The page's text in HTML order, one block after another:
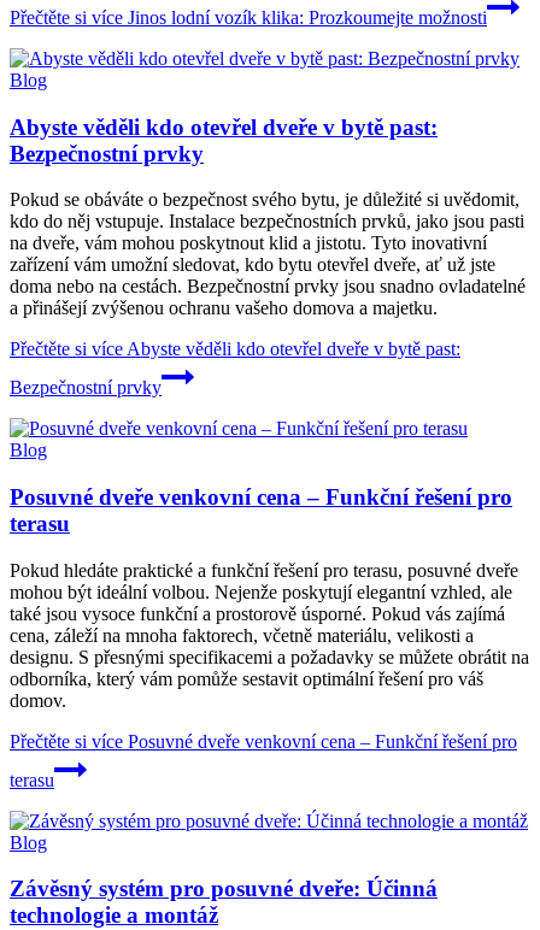
Přečtěte si více Jinos lodní vozík klika: Prozkoumejte možnosti
Blog
Abyste věděli kdo otevřel dveře v bytě past:
Bezpečnostní prvky
Pokud se obáváte o bezpečnost svého bytu, je důležité si uvědomit,
kdo do něj vstupuje. Instalace bezpečnostních prvků, jako jsou pasti
na dveře, vám mohou poskytnout klid a jistotu. Tyto inovativní
zařízení vám umožní sledovat, kdo bytu otevřel dveře, ať už jste
doma nebo na cestách. Bezpečnostní prvky jsou snadno ovladatelné
a přinášejí zvýšenou ochranu vašeho domova a majetku.
Přečtěte si více Abyste věděli kdo otevřel dveře v bytě past:
Bezpečnostní prvky
Blog
Posuvné dveře venkovní cena – Funkční řešení pro
terasu
Pokud hledáte praktické a funkční řešení pro terasu, posuvné dveře
mohou být ideální volbou. Nejenže poskytují elegantní vzhled, ale
také jsou vysoce funkční a prostorově úsporné. Pokud vás zajímá
cena, záleží na mnoha faktorech, včetně materiálu, velikosti a
designu. S přesnými specifikacemi a požadavky se můžete obrátit na
odborníka, který vám pomůže sestavit optimální řešení pro váš
domov.
Přečtěte si více Posuvné dveře venkovní cena – Funkční řešení pro
terasu
Blog
Závěsný systém pro posuvné dveře: Účinná
technologie a montáž